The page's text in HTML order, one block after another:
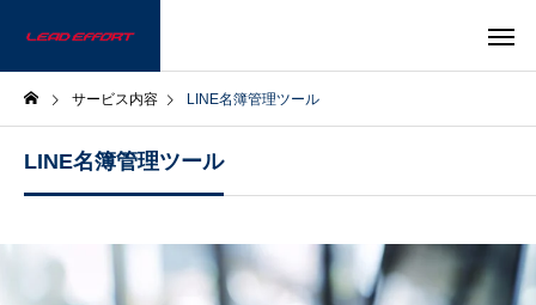
サービス内容 LINE名簿管理ツール
LINE名簿管理ツール